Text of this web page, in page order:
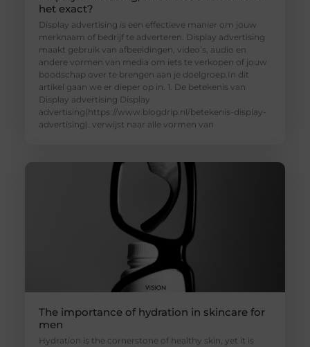
het exact?
Display advertising is een effectieve manier om jouw
merknaam of bedrijf te adverteren. Display advertising
maakt gebruik van afbeeldingen, video’s, audio en
andere vormen van media om iets te verkopen of jouw
boodschap over te brengen aan je doelgroep.In dit
artikel gaan we er dieper op in. 1. De betekenis van
Display advertising Display
advertising(https://www.blogdrip.nl/betekenis-display-
advertising). verwijst naar alle vormen van
The importance of hydration in skincare for
men
Hydration is the cornerstone of healthy skin, yet it is